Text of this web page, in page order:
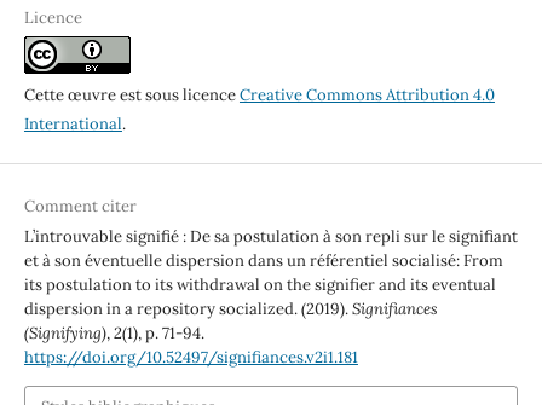
Licence
Cette œuvre est sous licenceCreative Commons Attribution 4.0
International.
Comment citer
L’introuvable signifié : De sa postulation à son repli sur le signifiant
et à son éventuelle dispersion dans un référentiel socialisé: From
its postulation to its withdrawal on the signifier and its eventual
dispersion in a repository socialized. (2019).Signifiances
(Signifying),2(1), p. 71-94.
https://doi.org/10.52497/signifiances.v2i1.181